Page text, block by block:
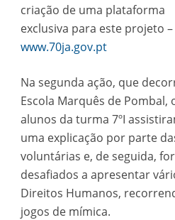
criação de uma plataforma
exclusiva para este projeto –
www.70ja.gov.pt
Na segunda ação, que
Escola Marquês de Pombal,
alunos da turma 7ºI
uma explicação por parte
voluntárias e, de seguida,
desafiados a apresentar
Direitos Humanos,
jogos de mímica.